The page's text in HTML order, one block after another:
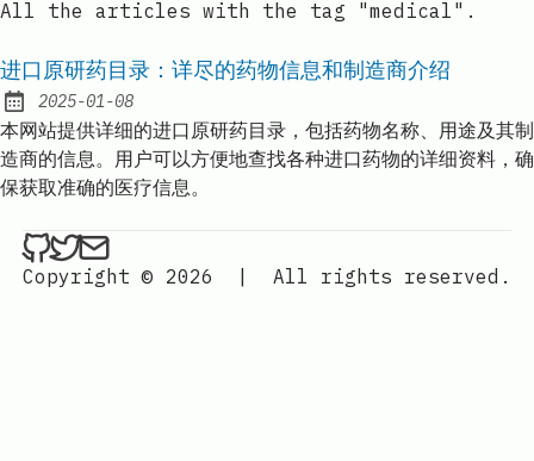
All the articles with the tag "medical".
进口原研药目录：详尽的药物信息和制造商介绍
Published:
2025-01-08
本网站提供详细的进口原研药目录，包括药物名称、用途及其制
造商的信息。用户可以方便地查找各种进口药物的详细资料，确
保获取准确的医疗信息。
ethan4768 on Github
ethan4768 on Twitter
Send an email to
Copyright © 2026
| All rights reserved.